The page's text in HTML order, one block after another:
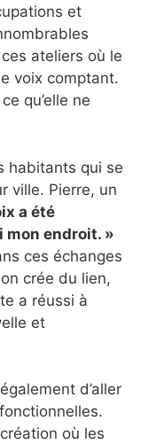
et
ateliers où le
voix comptant.
qu’elle ne
habitants qui se
ville. Pierre, un
a été
mon endroit. »
ces échanges
crée du lien,
a réussi à
et
d’aller
où les